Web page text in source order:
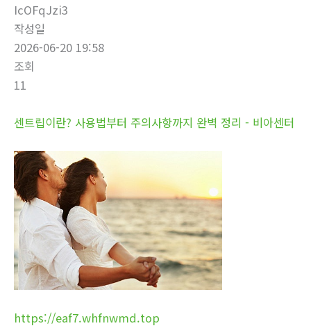
IcOFqJzi3
작성일
2026-06-20 19:58
조회
11
센트립이란? 사용법부터 주의사항까지 완벽 정리 - 비아센터
https://eaf7.whfnwmd.top